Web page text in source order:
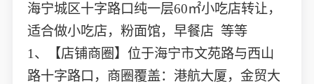
海宁城区十字路口纯一层60㎡小吃店转让，
适合做小吃店，粉面馆，早餐店 等等
1、【店铺商圈】位于海宁市文苑路与西山
路十字路口，商圈覆盖：港航大厦，金贸大